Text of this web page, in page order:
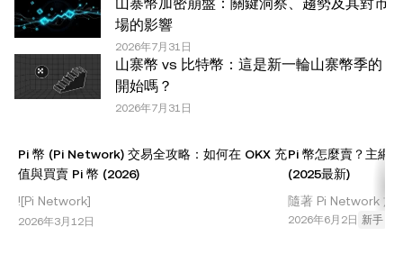
或更少的摘錄，前提是此類使用是非商業性的。整篇文章的
任何複製或分發亦必須突出說明：“本文版權所有 © 2025
OKX，經許可使用。”允許的摘錄必須引用文章名稱並包含
出處，例如“文章名稱，[作者姓名 (如適用)]，© 2025
OKX”。部分內容可能由人工智能（AI）工具生成或輔助生
場的影響
2026年7月31日
山寨幣 vs 比特幣：這是新一輪山寨幣季的
開始嗎？
2026年7月31日
Pi 幣 (Pi Network) 交易全攻略：如何在 OKX 充
值與買賣 Pi 幣 (2026)
![Pi Network]
(//images.ctfassets.net/4nqoo8goeymu/
2026年3月12日
Pi 幣怎麼賣？主網
(2025最新)
隨著 Pi Network 於
開放主網 (Open
2026年6月2日 新手